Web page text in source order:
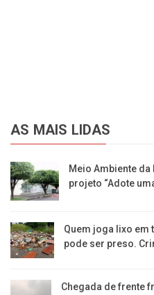
AS MAIS LIDAS
​Meio Ambiente
projeto “Adote
​Quem joga lixo em
pode ser preso.
Chegada de frente